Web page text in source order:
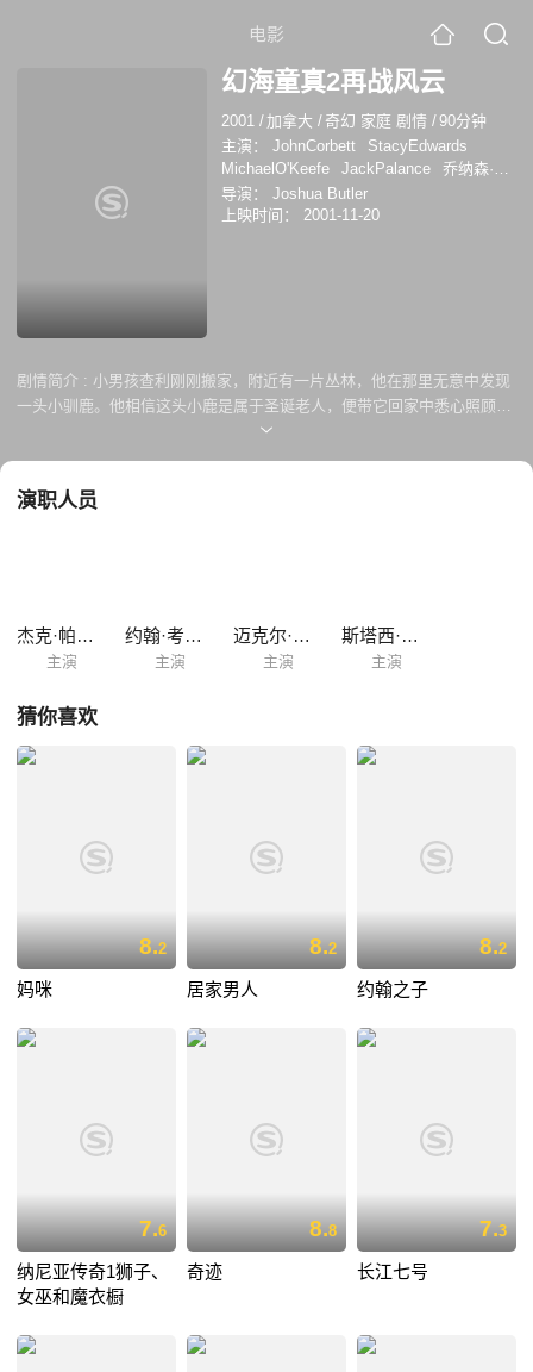
电影
幻海童真2再战风云
2001 / 加拿大 / 奇幻 家庭 剧情 /90分钟
主演：
JohnCorbett
StacyEdwards
MichaelO'Keefe
JackPalance
乔纳森·沃
克
海莉·洛奇纳 乔纳森·马伦
斯
约翰·考伯特 迈克尔·奥吉弗
导演：
Joshua Butler
上映时间：
2001-11-20
剧情简介 : 小男孩查利刚刚搬家，附近有一片丛林，他在那里无意中发现
一头小驯鹿。他相信这头小鹿是属于圣诞老人，便带它回家中悉心照顾；
查利甚至寄电邮给圣诞老人，通知他在平安夜当晚接回小鹿；查利的家人
演职人员
杰克·帕兰斯
主演
约翰·考伯特
主演
迈克尔·奥吉弗
主演
斯塔西·爱德华兹
主演
猜你喜欢
8.2
妈咪
8.2
居家男人
8.2
约翰之子
7.6
纳尼亚传奇1狮子、
女巫和魔衣橱
8.8
奇迹
7.3
长江七号